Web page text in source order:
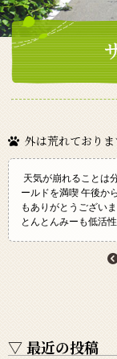
外は荒れておりま
天気が崩れることは
ールドを満喫 午後か
もありがとうござい
とんとんみーも低活
▽ 最近の投稿